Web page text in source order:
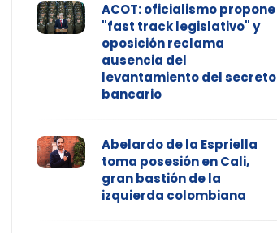
ACOT: oficialismo propone
"fast track legislativo" y
oposición reclama
ausencia del
levantamiento del secreto
bancario
Abelardo de la Espriella
toma posesión en Cali,
gran bastión de la
izquierda colombiana